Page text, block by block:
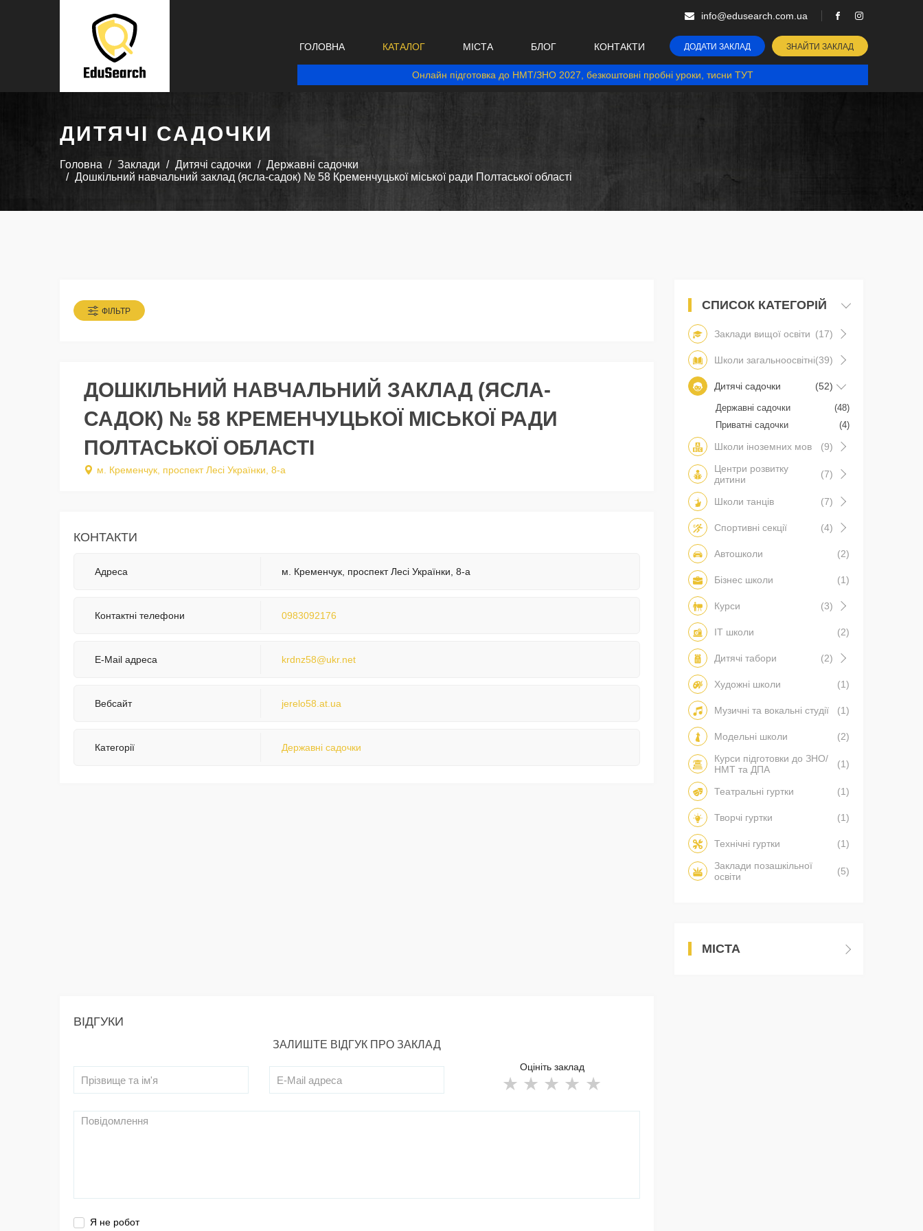
info@edusearch.com.ua
ГОЛОВНА КАТАЛОГ МІСТА БЛОГ КОНТАКТИ ДОДАТИ ЗАКЛАД ЗНАЙТИ ЗАКЛАД
Онлайн підготовка до НМТ/ЗНО 2027, безкоштовні пробні уроки, тисни ТУТ
ДИТЯЧІ САДОЧКИ
Головна Заклади Дитячі садочки
Державні садочки
Дошкільний навчальний заклад (ясла-садок) № 58 Кременчуцької міської ради Полтаської області
ФІЛЬТР
ДОШКІЛЬНИЙ НАВЧАЛЬНИЙ ЗАКЛАД (ЯСЛА-
САДОК) № 58 КРЕМЕНЧУЦЬКОЇ МІСЬКОЇ РАДИ
ПОЛТАСЬКОЇ ОБЛАСТІ
м. Кременчук, проспект Лесі Українки, 8-а
КОНТАКТИ
Адреса м. Кременчук, проспект Лесі Українки, 8-а
Контактні телефони 0983092176
E-Mail адреса krdnz58@ukr.net
Вебсайт jerelo58.at.ua
Категорії Державні садочки
ВІДГУКИ
ЗАЛИШТЕ ВІДГУК ПРО ЗАКЛАД
Оцініть заклад
Я не робот
СПИСОК КАТЕГОРІЙ
Заклади вищої освіти (17)
Школи загальноосвітні(39)
Дитячі садочки (52)
Державні садочки
(48)
Приватні садочки
(4)
Школи іноземних мов
(9)
Центри розвитку
дитини
(7)
Школи танців (7)
Спортивні секції (4)
Автошколи (2)
Бізнес школи (1)
Курси (3)
IT школи (2)
Дитячі табори (2)
Художні школи (1)
Музичні та вокальні студії (1)
Модельні школи
(2)
Курси підготовки до ЗНО/
НМТ та ДПА
(1)
Театральні гуртки (1)
Творчі гуртки (1)
Технічні гуртки
(1)
Заклади позашкільної
освіти
(5)
МІСТА